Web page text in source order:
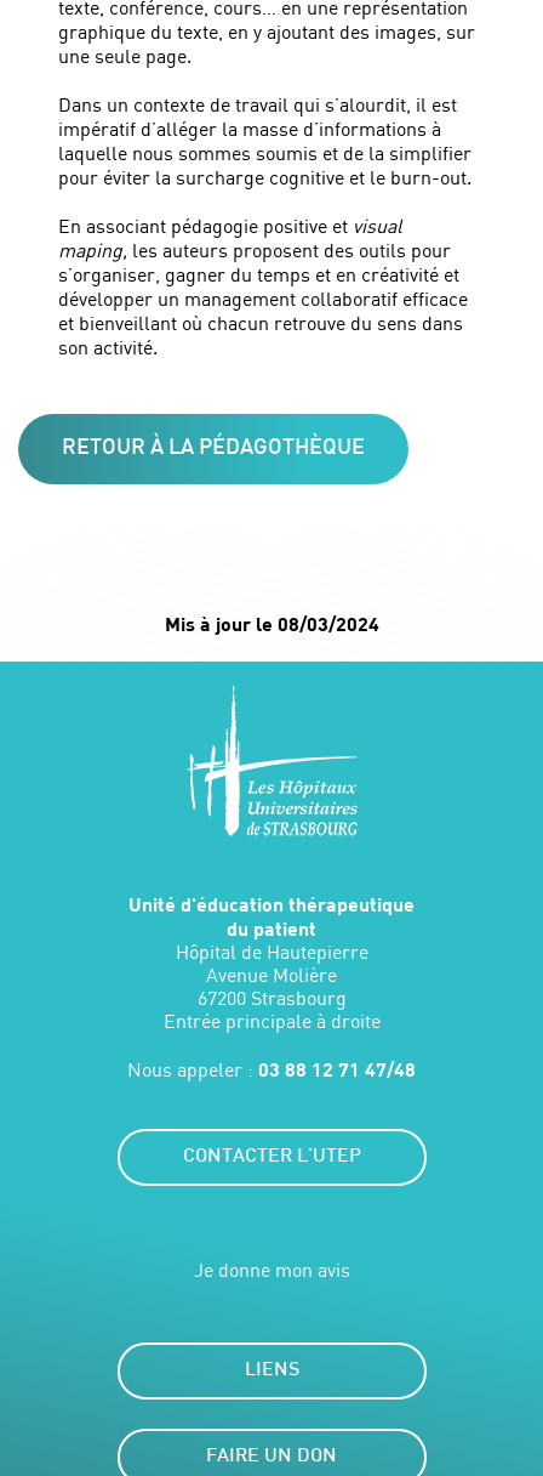
texte, conférence, cours… en une représentation
graphique du texte, en y ajoutant des images, sur
une seule page.
Dans un contexte de travail qui s’alourdit, il est
impératif d’alléger la masse d’informations à
laquelle nous sommes soumis et de la simplifier
pour éviter la surcharge cognitive et le burn-out.
En associant pédagogie positive et visual
maping, les auteurs proposent des outils pour
s’organiser, gagner du temps et en créativité et
développer un management collaboratif efficace
et bienveillant où chacun retrouve du sens dans
son activité.
RETOUR À LA PÉDAGOTHÈQUE
Mis à jour le 08/03/2024
Unité d'éducation thérapeutique
du patient
Hôpital de Hautepierre
Avenue Molière
67200 Strasbourg
Entrée principale à droite
Nous appeler : 03 88 12 71 47/48
CONTACTER L'UTEP
Je donne mon avis
LIENS
FAIRE UN DON